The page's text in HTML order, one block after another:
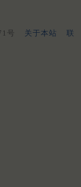
号 关于本站
联